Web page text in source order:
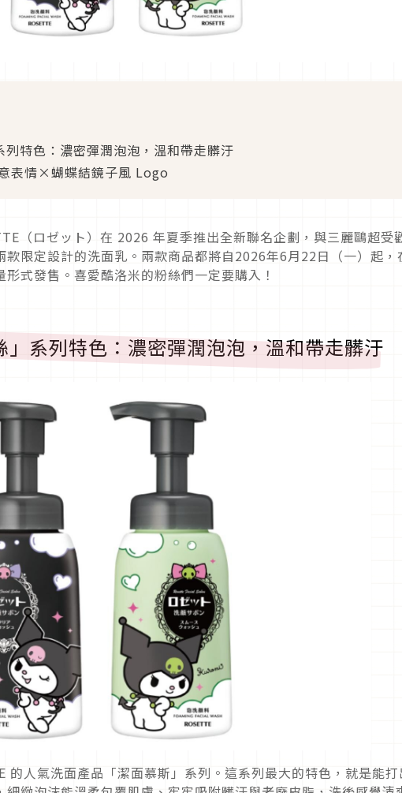
列特色：濃密彈潤泡泡，溫和帶走髒汙
表情×蝴蝶結鏡子風 Logo
（ロゼット）在 2026 年夏季推出全新聯名企劃，與三麗鷗超受
款限定設計的洗面乳。兩款商品都將自2026年6月22日（一）起，
式發售。喜愛酷洛米的粉絲們一定要購入！
」系列特色：濃密彈潤泡泡，溫和帶走髒汙
的人氣洗面產品「潔面慕斯」系列。這系列最大的特色，就是能打